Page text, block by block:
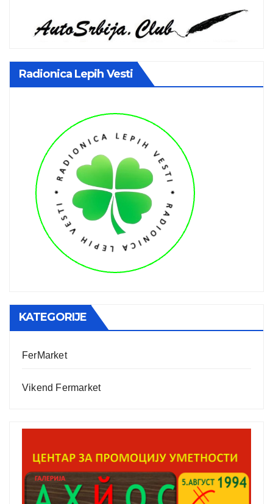
Radionica Lepih Vesti
KATEGORIJE
FerMarket
Vikend Fermarket